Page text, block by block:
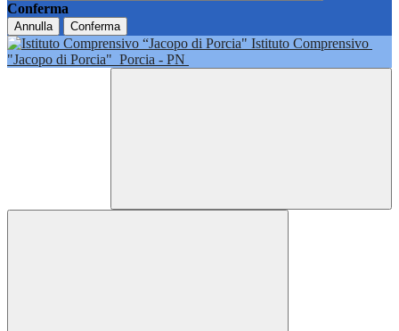
Conferma
Annulla Conferma
Istituto Comprensivo
"Jacopo di Porcia" Porcia - PN